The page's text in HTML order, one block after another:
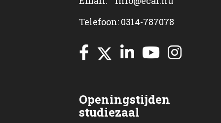
Telefoon: 0314-787078
Openingstijden
studiezaal